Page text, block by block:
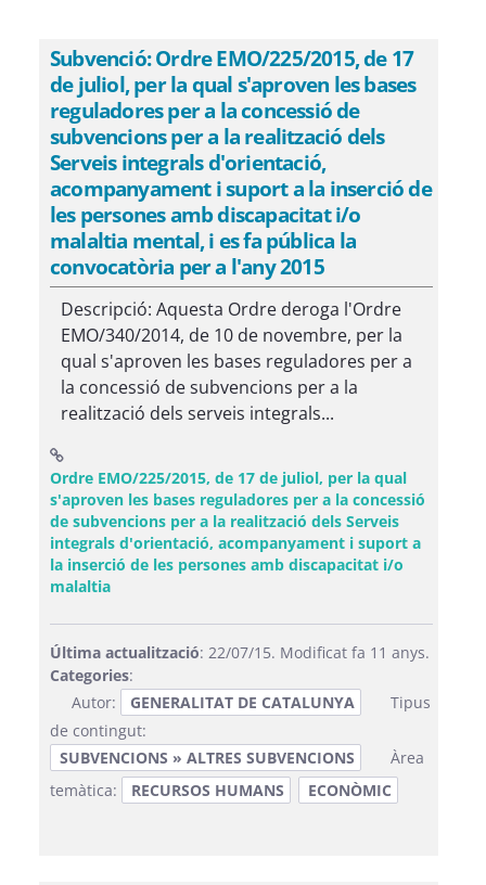
Subvenció: Ordre EMO/225/2015, de 17
de juliol, per la qual s'aproven les bases
reguladores per a la concessió de
subvencions per a la realització dels
Serveis integrals d'orientació,
acompanyament i suport a la inserció de
les persones amb discapacitat i/o
malaltia mental, i es fa pública la
convocatòria per a l'any 2015
Descripció: Aquesta Ordre deroga l'Ordre
EMO/340/2014, de 10 de novembre, per la
qual s'aproven les bases reguladores per a
la concessió de subvencions per a la
realització dels serveis integrals...
Ordre EMO/225/2015, de 17 de juliol, per la qual
s'aproven les bases reguladores per a la concessió
de subvencions per a la realització dels Serveis
integrals d'orientació, acompanyament i suport a
la inserció de les persones amb discapacitat i/o
malaltia(Obre una finestra nova)
Última actualització: 22/07/15. Modificat fa 11 anys.
Categories:
Autor:
GENERALITAT DE CATALUNYA
Tipus
de contingut:
SUBVENCIONS » ALTRES SUBVENCIONS
Àrea
temàtica:
RECURSOS HUMANS ECONÒMIC